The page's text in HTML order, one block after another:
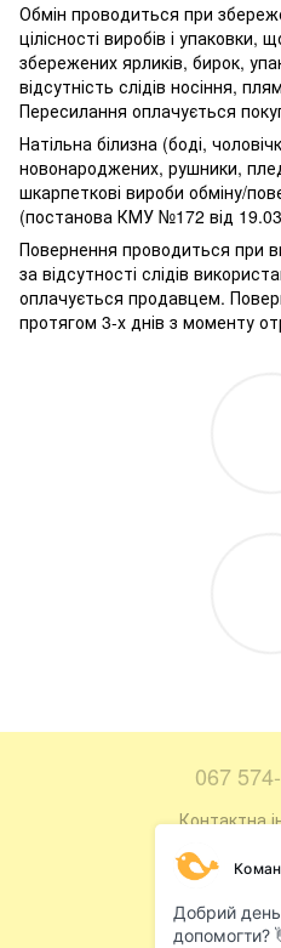
Обмін проводиться при
цілісності виробів і
збережених ярликів, бирок,
відсутність слідів носіння,
Пересилання оплачується
Натільна білизна (боді,
новонароджених, рушники,
шкарпеткові вироби обміну/
(постанова КМУ №172 від
Повернення проводиться при
за відсутності слідів
оплачується продавцем.
протягом 3-х днів з моменту
067
Контактна
Повна
Мапа